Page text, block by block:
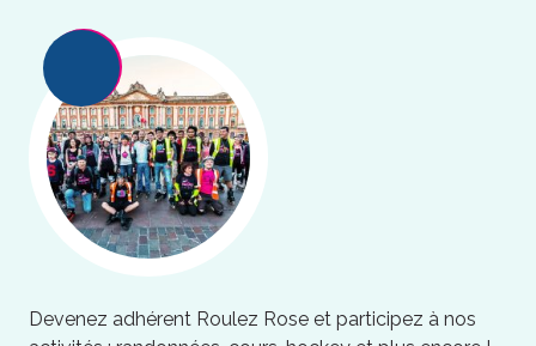
Devenez adhérent Roulez Rose et participez à nos